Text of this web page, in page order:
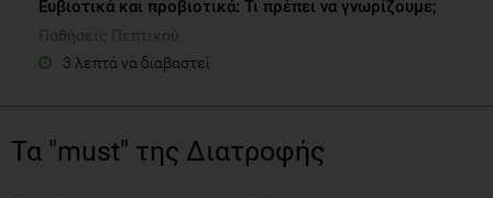
Ευβιοτικά και προβιοτικά: Τι πρέπει να γνωρίζουμε;
Παθήσεις Πεπτικού
3 λεπτά να διαβαστεί
Τα "must" της Διατροφής